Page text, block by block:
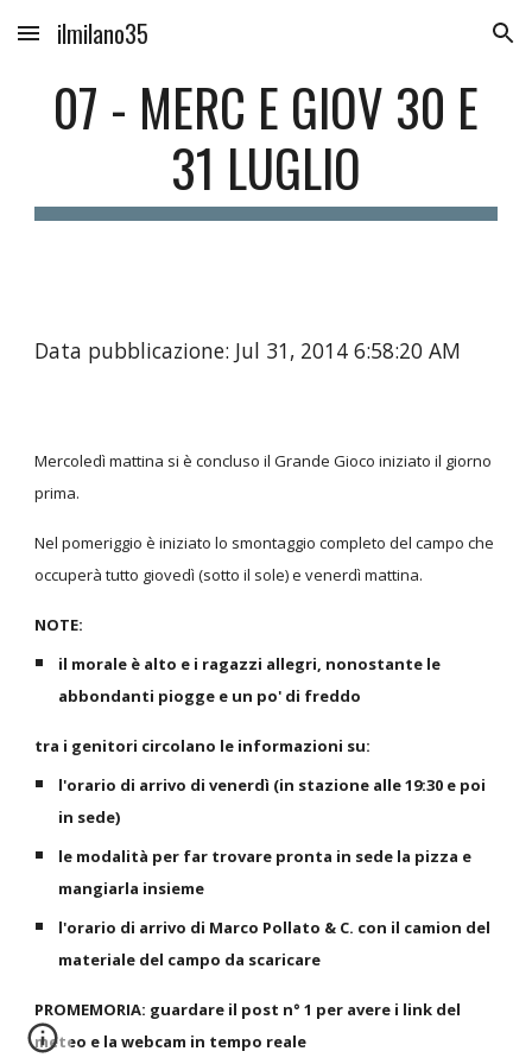
Skip to main content Skip to navigation
ilmilano35
07 - MERC E GIOV 30 E
31 LUGLIO
Data pubblicazione: Jul 31, 2014 6:58:20 AM
Mercoledì mattina si è concluso il Grande Gioco iniziato il giorno
prima.
Nel pomeriggio è iniziato lo smontaggio completo del campo che
occuperà tutto giovedì (sotto il sole) e venerdì mattina.
NOTE:
il morale è alto e i ragazzi allegri, nonostante le
abbondanti piogge e un po' di freddo
tra i genitori circolano le informazioni su:
l'orario di arrivo di venerdì (in stazione alle 19:30 e poi
in sede)
le modalità per far trovare pronta in sede la pizza e
mangiarla insieme
l'orario di arrivo di Marco Pollato & C. con il camion del
materiale del campo da scaricare
PROMEMORIA: guardare il post n° 1 per avere i link del
meteo e la webcam in tempo reale